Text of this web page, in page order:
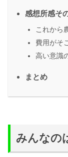
感想所感そ
これから
費用がそ
高い意識
まとめ
みんなの